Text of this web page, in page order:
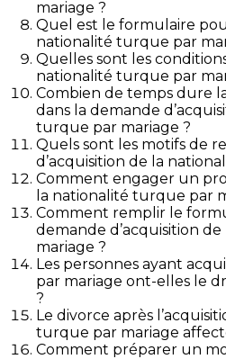
mariage ?
Quel est le formulaire
nationalité turque par
Quelles sont les
nationalité turque par
Combien de temps dure
dans la demande
turque par mariage ?
Quels sont les motifs de
d’acquisition de la
Comment engager un
la nationalité turque par
Comment remplir le
demande d’acquisition
mariage ?
Les personnes ayant
par mariage ont-elles le
?
Le divorce après
turque par mariage
Comment préparer un